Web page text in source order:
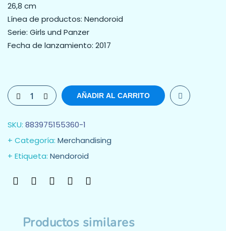
26,8 cm
Línea de productos: Nendoroid
Serie: Girls und Panzer
Fecha de lanzamiento: 2017
AÑADIR AL CARRITO
SKU: 883975155360-1
Categoría: Merchandising
Etiqueta: Nendoroid
Productos similares